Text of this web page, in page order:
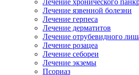
Лечение хронического
Лечение язвенной болезни
Лечение герпеса
Лечение дерматитов
Лечение отрубевидного
Лечение розацеа
Лечение себореи
Лечение экземы
Псориаз